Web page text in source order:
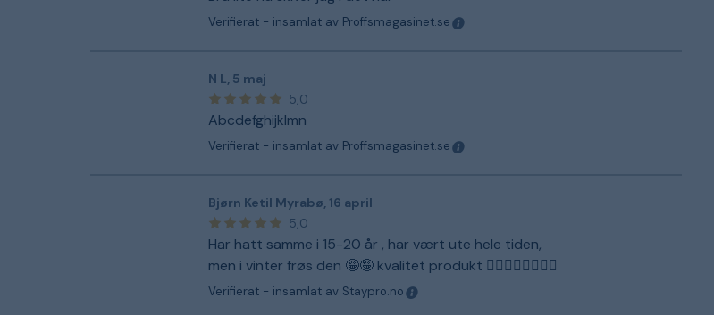
Verifierat - insamlat av Proffsmagasinet.se
N L, 5 maj
5,0
Abcdefghijklmn
Verifierat - insamlat av Proffsmagasinet.se
Bjørn Ketil Myrabø, 16 april
5,0
Har hatt samme i 15-20 år , har vært ute hele tiden,
men i vinter frøs den 🤪🤪 kvalitet produkt 👍🏽👍🏽👍🏽👍🏽
Verifierat - insamlat av Staypro.no